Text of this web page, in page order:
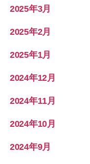
2025年3月
2025年2月
2025年1月
2024年12月
2024年11月
2024年10月
2024年9月